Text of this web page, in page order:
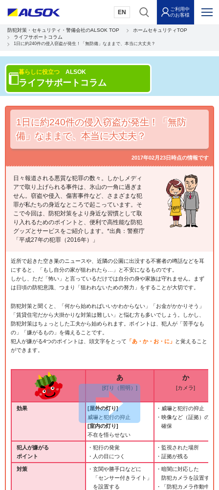
EN
ご利用中
のお客様
防犯対策・セキュリティ・警備会社のALSOK TOP
ホームセキュリティTOP
ライフサポートコラム
1日に約240件の侵入窃盗が発生！「無防備」なままで、本当に大丈夫？
暮らしに役立つ ALSOK
ライフサポートコラム
1日に約240件の侵入窃盗が発生！「無防
備」なままで、本当に大丈夫？
2017年02月23日時点の情報です
日々報道される悪質な犯罪の数々。しかしメディ
アで取り上げられる事件は、氷山の一角に過ぎま
せん。窃盗や侵入、傷害事件など、さまざまな犯
罪が私たちの身近なところで起こっています。そ
こで今回は、防犯対策をより身近な習慣として取
り入れるためのポイントと、便利で高性能な防犯
グッズとサービスをご紹介します。*出典：警察庁
「平成27年の犯罪（2016年）」
近所で起きた空き巣のニュースや、近隣の公園に出没する不審者の噂話などを耳
にすると、「もし自分の家が狙われたら…」と不安になるものです。
しかし、ただ「怖い」と言っているだけでは自分の身や家族は守れません。まず
は日頃の防犯意識、つまり「狙われないための努力」をすることが大切です。
防犯対策と聞くと、「何から始めればいいかわからない」「お金がかかりそう」
「賃貸住宅だから大掛かりな対策は難しい」と悩む方も多いでしょう。しかし、
防犯対策はちょっとした工夫から始められます。ポイントは、犯人が「苦手なも
の」「嫌がるもの」を備えることです。
犯人が嫌がる4つのポイントは、頭文字をとって 「あ・か・お・に」
と覚えること
ができます。
あ
[灯り（照明）]
か
[カメラ]
効果
[屋外の灯り]
威嚇と犯行の抑止
[室内の灯り]
不在を悟らせない
・威嚇と犯行の抑止
・映像など（証拠）の
確保
犯人が嫌がる
ポイント
・犯行の発覚
・人の目につく
・監視された場所
・証拠が残る
対策
・玄関や勝手口などに
「センサー付きライト」
を設置する
・暗闇に対応した
防犯カメラを設置する
・「防犯カメラ作動中」